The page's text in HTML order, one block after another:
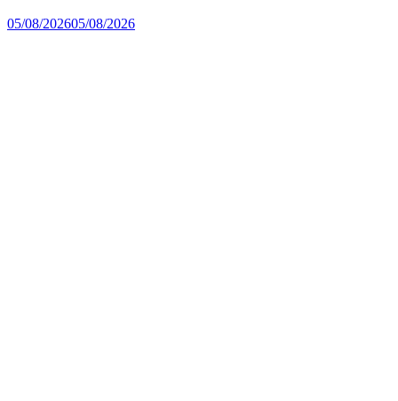
05/08/202605/08/2026